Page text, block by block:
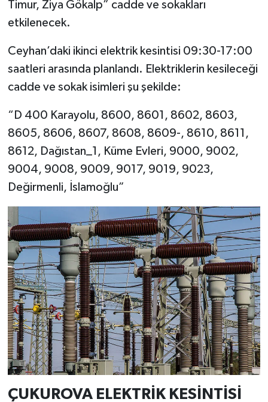
Timur, Ziya Gökalp” cadde ve sokakları
etkilenecek.
Ceyhan’daki ikinci elektrik kesintisi 09:30-17:00
saatleri arasında planlandı. Elektriklerin kesileceği
cadde ve sokak isimleri şu şekilde:
“D 400 Karayolu, 8600, 8601, 8602, 8603,
8605, 8606, 8607, 8608, 8609-, 8610, 8611,
8612, Dağıstan_1, Küme Evleri, 9000, 9002,
9004, 9008, 9009, 9017, 9019, 9023,
Değirmenli, İslamoğlu”
ÇUKUROVA ELEKTRİK KESİNTİSİ